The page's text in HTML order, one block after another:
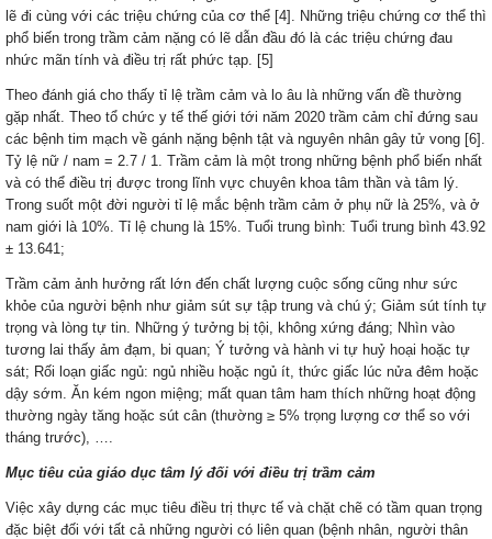
lẽ đi cùng với các triệu chứng của cơ thể [4]. Những triệu chứng cơ thể thì
phổ biến trong trầm cảm nặng có lẽ dẫn đầu đó là các triệu chứng đau
nhức mãn tính và điều trị rất phức tạp. [5]
Theo đánh giá cho thấy tỉ lệ trầm cảm và lo âu là những vấn đề thường
gặp nhất. Theo tổ chức y tế thế giới tới năm 2020 trầm cảm chỉ đứng sau
các bệnh tim mạch về gánh nặng bệnh tật và nguyên nhân gây tử vong [6].
Tỷ lệ nữ / nam = 2.7 / 1. Trầm cảm là một trong những bệnh phổ biến nhất
và có thể điều trị được trong lĩnh vực chuyên khoa tâm thần và tâm lý.
Trong suốt một đời người tỉ lệ mắc bệnh trầm cảm ở phụ nữ là 25%, và ở
nam giới là 10%. Tỉ lệ chung là 15%. Tuổi trung bình: Tuổi trung bình 43.92
± 13.641;
Trầm cảm ảnh hưởng rất lớn đến chất lượng cuộc sống cũng như sức
khỏe của người bệnh như giảm sút sự tập trung và chú ý; Giảm sút tính tự
trọng và lòng tự tin. Những ý tưởng bị tội, không xứng đáng; Nhìn vào
tương lai thấy ảm đạm, bi quan; Ý tưởng và hành vi tự huỷ hoại hoặc tự
sát; Rối loạn giấc ngủ: ngủ nhiều hoặc ngủ ít, thức giấc lúc nửa đêm hoặc
dậy sớm. Ăn kém ngon miệng; mất quan tâm ham thích những hoạt động
thường ngày tăng hoặc sút cân (thường ≥ 5% trọng lượng cơ thể so với
tháng trước), ….
Mục tiêu của giáo dục tâm lý đối với điều trị trầm cảm
Việc xây dựng các mục tiêu điều trị thực tế và chặt chẽ có tầm quan trọng
đặc biệt đối với tất cả những người có liên quan (bệnh nhân, người thân